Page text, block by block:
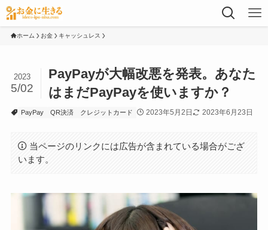
ホーム お金 キャッシュレス
PayPayが大幅改悪を発表。あなた
はまだPayPayを使いますか？
2023
5/02
PayPay QR決済 クレジットカード 2023年5月2日 2023年6月23日
当ページのリンクには広告が含まれている場合がござ
います。